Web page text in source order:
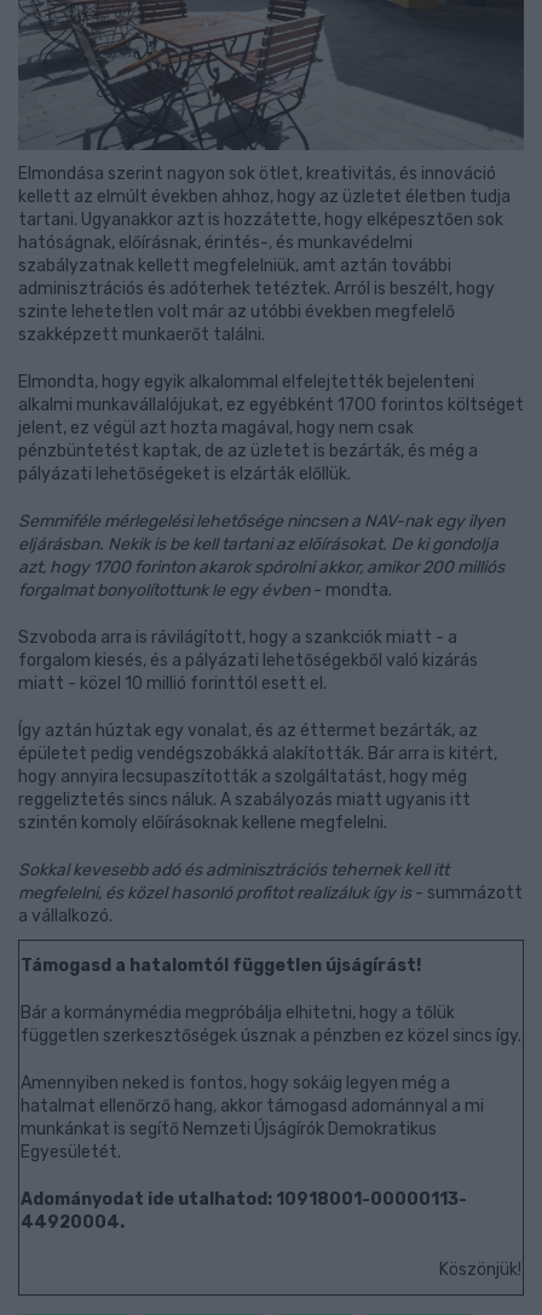
Elmondása szerint nagyon sok ötlet, kreativitás, és innováció
kellett az elmúlt években ahhoz, hogy az üzletet életben tudja
tartani. Ugyanakkor azt is hozzátette, hogy elképesztően sok
hatóságnak, előírásnak, érintés-, és munkavédelmi
szabályzatnak kellett megfelelniük, amt aztán további
adminisztrációs és adóterhek tetéztek. Arról is beszélt, hogy
szinte lehetetlen volt már az utóbbi években megfelelő
szakképzett munkaerőt találni.
Elmondta, hogy egyik alkalommal elfelejtették bejelenteni
alkalmi munkavállalójukat, ez egyébként 1700 forintos költséget
jelent, ez végül azt hozta magával, hogy nem csak
pénzbüntetést kaptak, de az üzletet is bezárták, és még a
pályázati lehetőségeket is elzárták előllük.
Semmiféle mérlegelési lehetősége nincsen a NAV-nak egy ilyen
eljárásban. Nekik is be kell tartani az előírásokat. De ki gondolja
azt, hogy 1700 forinton akarok spórolni akkor, amikor 200 milliós
forgalmat bonyolítottunk le egy évben- mondta.
Szvoboda arra is rávilágított, hogy a szankciók miatt - a
forgalom kiesés, és a pályázati lehetőségekből való kizárás
miatt - közel 10 millió forinttól esett el.
Így aztán húztak egy vonalat, és az éttermet bezárták, az
épületet pedig vendégszobákká alakították. Bár arra is kitért,
hogy annyira lecsupaszították a szolgáltatást, hogy még
reggeliztetés sincs náluk. A szabályozás miatt ugyanis itt
szintén komoly előírásoknak kellene megfelelni.
Sokkal kevesebb adó és adminisztrációs tehernek kell itt
megfelelni, és közel hasonló profitot realizáluk így is - summázott
a vállalkozó.
Támogasd a hatalomtól független újságírást!
Bár a kormánymédia megpróbálja elhitetni, hogy a tőlük
független szerkesztőségek úsznak a pénzben ez közel sincs így.
Amennyiben neked is fontos, hogy sokáig legyen még a
hatalmat ellenőrző hang, akkor támogasd adománnyal a mi
munkánkat is segítő Nemzeti Újságírók Demokratikus
Egyesületét.
Adományodat ide utalhatod: 10918001-00000113-
44920004.
Köszönjük!